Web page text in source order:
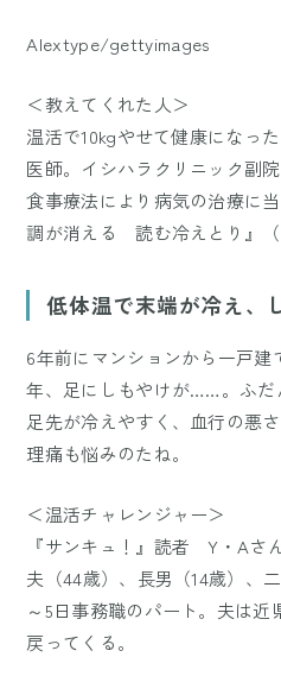
Alextype/gettyimages
＜教えてくれた人＞
温活で10kgやせて健康になっ
医師。イシハラクリニック副
食事療法により病気の治療に
調が消える 読む冷えとり』（
低体温で末端が冷え、
6年前にマンションから一戸建
年、足にしもやけが……。ふ
足先が冷えやすく、血行の悪
理痛も悩みのたね。
＜温活チャレンジャー＞
『サンキュ！』読者 Y・Aさ
夫（44歳）、長男（14歳）、
～5日事務職のパート。夫は近
戻ってくる。